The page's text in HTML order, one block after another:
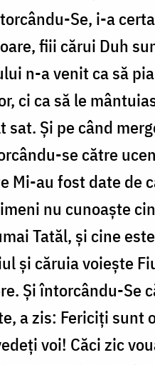
Se, i-a
fiii cărui Duh
n-a venit ca să
ci ca să le
sat. Şi pe când
se către
Mi-au fost date de
nu cunoaşte
Tatăl, şi cine
şi căruia voieşte
Şi întorcându-Se
a zis: Fericiţi sunt
voi! Căci zic